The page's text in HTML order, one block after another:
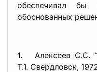
обеспечивал бы
обоснованных
1. Алексеев С.С.
Т.1. Свердловск,